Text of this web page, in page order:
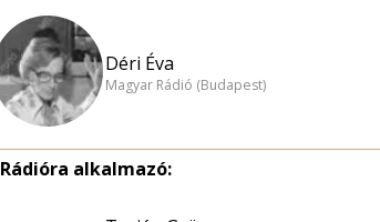
Déri Éva
Magyar Rádió (Budapest)
Rádióra alkalmazó: